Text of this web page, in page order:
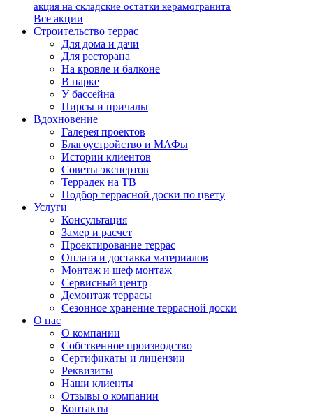
акция на складские остатки керамогранита
Все акции
Строительство террас
Для дома и дачи
Для ресторана
На кровле и балконе
В парке
У бассейна
Пирсы и причалы
Вдохновение
Галерея проектов
Благоустройство и МАФы
Истории клиентов
Советы экспертов
Террадек на ТВ
Подбор террасной доски по цвету
Услуги
Консультация
Замер и расчет
Проектирование террас
Оплата и доставка материалов
Монтаж и шеф монтаж
Сервисный центр
Демонтаж террасы
Сезонное хранение террасной доски
О нас
О компании
Собственное производство
Сертификаты и лицензии
Реквизиты
Наши клиенты
Отзывы о компании
Контакты